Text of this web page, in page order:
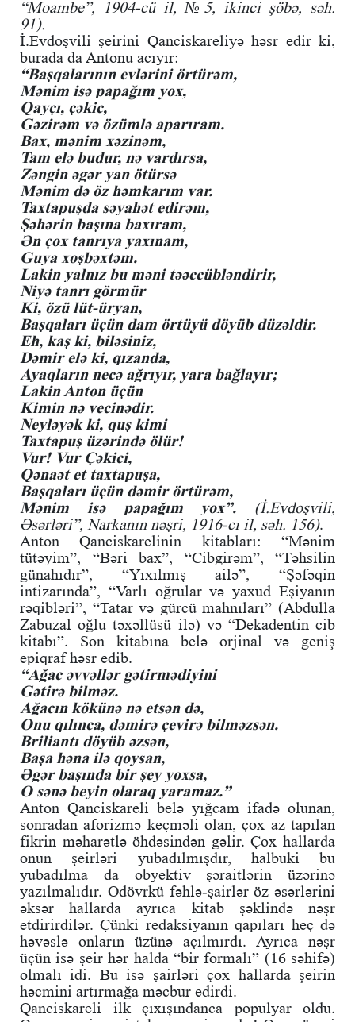
“Moambe”, 1904-cü il, №5, ikinci şöbə, səh.
91).
İ.Evdoşvili şeirini Qanciskareliyə həsr edir ki,
burada da Antonu acıyır:
“Başqalarının evlərini örtürəm,
Mənim isə papağım yox,
Qayçı, çəkic,
Gəzirəm və özümlə aparıram.
Bax, mənim xəzinəm,
Tam elə budur, nə vardırsa,
Zəngin əgər yan ötürsə
Mənim də öz həmkarım var.
Taxtapuşda səyahət edirəm,
Şəhərin başına baxıram,
Ən çox tanrıya yaxınam,
Guya xoşbəxtəm.
Lakin yalnız bu məni təəccübləndirir,
Niyə tanrı görmür
Ki, özü lüt-üryan,
Başqaları üçün dam örtüyü döyüb düzəldir.
Eh, kaş ki, biləsiniz,
Dəmir elə ki, qızanda,
Ayaqların necə ağrıyır, yara bağlayır;
Lakin Anton üçün
Kimin nə vecinədir.
Neyləyək ki, quş kimi
Taxtapuş üzərində ölür!
Vur! Vur Çəkici,
Qənaət et taxtapuşa,
Başqaları üçün dəmir örtürəm,
Mənim isə papağım yox”.
(İ.Evdoşvili,
Əsərləri”, Narkanın nəşri, 1916-cı il, səh. 156).
Anton Qanciskarelinin kitabları: “Mənim
tütəyim”, “Bəri bax”, “Cibgirəm”, “Təhsilin
günahıdır”, “Yıxılmış ailə”, “Şəfəqin
intizarında”, “Varlı oğrular və yaxud Eşiyanın
rəqibləri”, “Tatar və gürcü mahnıları” (Abdulla
Zabuzal oğlu təxəllüsü ilə) və “Dekadentin cib
kitabı”. Son kitabına belə orjinal və geniş
epiqraf həsr edib.
“Ağac əvvəllər gətirmədiyini
Gətirə bilməz.
Ağacın kökünə nə etsən də,
Onu qılınca, dəmirə çevirə bilməzsən.
Briliantı döyüb əzsən,
Başa həna ilə qoysan,
Əgər başında bir şey yoxsa,
O sənə beyin olaraq yaramaz.”
Anton Qanciskareli belə yığcam ifadə olunan,
sonradan aforizmə keçməli olan, çox az tapılan
fikrin məharətlə öhdəsindən gəlir. Çox hallarda
onun şeirləri yubadılmışdır, halbuki bu
yubadılma da obyektiv şəraitlərin üzərinə
yazılmalıdır. Odövrkü fəhlə-şairlər öz əsərlərini
əksər hallarda ayrıca kitab şəklində nəşr
etdirirdilər. Çünki redaksiyanın qapıları heç də
həvəslə onların üzünə açılmırdı. Ayrıca nəşr
üçün isə şeir hər halda “bir formalı” (16 səhifə)
olmalı idi. Bu isə şairləri çox hallarda şeirin
həcmini artırmağa məcbur edirdi.
Qanciskareli ilk çıxışındanca populyar oldu.